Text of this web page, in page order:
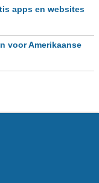
apps en websites
voor Amerikaanse